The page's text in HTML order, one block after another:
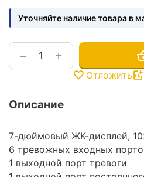
Уточняйте наличие товара в
+
−
Отложить
Описание
7-дюймовый ЖК-дисплей,
6 тревожных входных
1 выходной порт тревоги